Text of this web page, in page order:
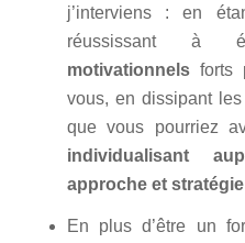
j’interviens : en
réussissant à
motivationnelsforts
vous, en dissipant
que vous pourriez
individualisant
approche et
En plus d’être un